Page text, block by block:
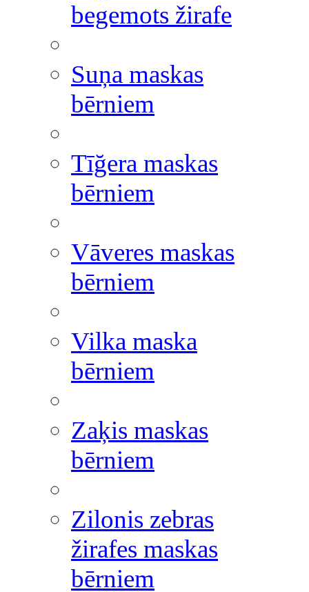
begemots žirafe
Suņa maskas
bērniem
Tīğera maskas
bērniem
Vāveres maskas
bērniem
Vilka maska
bērniem
Zaķis maskas
bērniem
Zilonis zebras
žirafes maskas
bērniem